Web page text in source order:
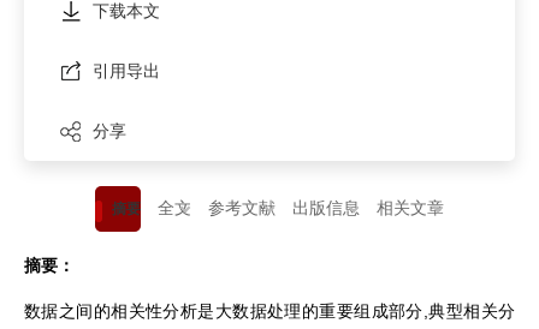
下载本文
引用导出
分享
摘要 全文 参考文献 出版信息 相关文章
摘要：
数据之间的相关性分析是大数据处理的重要组成部分,典型相关分